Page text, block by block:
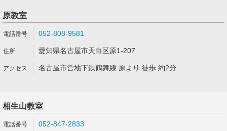
原教室
052-808-9581
愛知県名古屋市天白区原1-207
名古屋市営地下鉄鶴舞線 原より 徒歩 約2分
相生山教室
052-847-2833